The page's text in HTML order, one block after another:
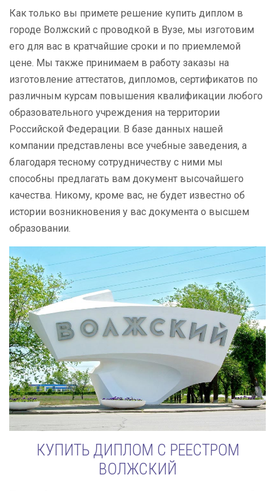
Как только вы примете решение купить диплом в
городе Волжский с проводкой в Вузе, мы изготовим
его для вас в кратчайшие сроки и по приемлемой
цене. Мы также принимаем в работу заказы на
изготовление аттестатов, дипломов, сертификатов по
различным курсам повышения квалификации любого
образовательного учреждения на территории
Российской Федерации. В базе данных нашей
компании представлены все учебные заведения, а
благодаря тесному сотрудничеству с ними мы
способны предлагать вам документ высочайшего
качества. Никому, кроме вас, не будет известно об
истории возникновения у вас документа о высшем
образовании.
КУПИТЬ ДИПЛОМ С РЕЕСТРОМ
ВОЛЖСКИЙ